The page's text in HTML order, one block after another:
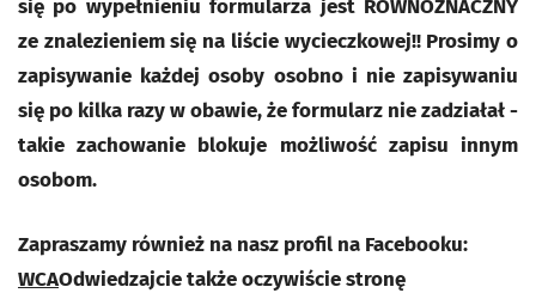
się po wypełnieniu formularza jest RÓWNOZNACZNY
ze znalezieniem się na liście wycieczkowej!! Prosimy o
zapisywanie każdej osoby osobno i nie zapisywaniu
się po kilka razy w obawie, że formularz nie zadziałał -
takie zachowanie blokuje możliwość zapisu innym
osobom.
Zapraszamy również na nasz profil na Facebooku:
WCAOdwiedzajcie także oczywiście stronę